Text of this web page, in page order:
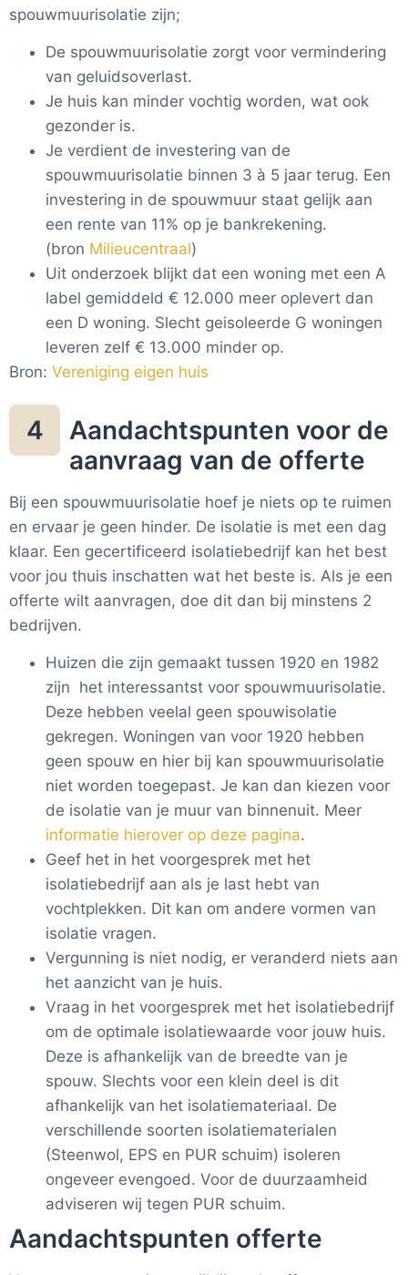
spouwmuurisolatie zijn;
De spouwmuurisolatie zorgt voor vermindering
van geluidsoverlast.
Je huis kan minder vochtig worden, wat ook
gezonder is.
Je verdient de investering van de
spouwmuurisolatie binnen 3 à 5 jaar terug. Een
investering in de spouwmuur staat gelijk aan
een rente van 11% op je bankrekening.
(bron Milieucentraal)
Uit onderzoek blijkt dat een woning met een A
label gemiddeld € 12.000 meer oplevert dan
een D woning. Slecht geisoleerde G woningen
leveren zelf € 13.000 minder op.
Bron: Vereniging eigen huis
4
Aandachtspunten voor de
aanvraag van de offerte
Bij een spouwmuurisolatie hoef je niets op te ruimen
en ervaar je geen hinder. De isolatie is met een dag
klaar. Een gecertificeerd isolatiebedrijf kan het best
voor jou thuis inschatten wat het beste is. Als je een
offerte wilt aanvragen, doe dit dan bij minstens 2
bedrijven.
Huizen die zijn gemaakt tussen 1920 en 1982
zijn het interessantst voor spouwmuurisolatie.
Deze hebben veelal geen spouwisolatie
gekregen. Woningen van voor 1920 hebben
geen spouw en hier bij kan spouwmuurisolatie
niet worden toegepast. Je kan dan kiezen voor
de isolatie van je muur van binnenuit. Meer
informatie hierover op deze pagina.
Geef het in het voorgesprek met het
isolatiebedrijf aan als je last hebt van
vochtplekken. Dit kan om andere vormen van
isolatie vragen.
Vergunning is niet nodig, er veranderd niets aan
het aanzicht van je huis.
Vraag in het voorgesprek met het isolatiebedrijf
om de optimale isolatiewaarde voor jouw huis.
Deze is afhankelijk van de breedte van je
spouw. Slechts voor een klein deel is dit
afhankelijk van het isolatiemateriaal. De
verschillende soorten isolatiematerialen
(Steenwol, EPS en PUR schuim) isoleren
ongeveer evengoed. Voor de duurzaamheid
adviseren wij tegen PUR schuim.
Aandachtspunten offerte